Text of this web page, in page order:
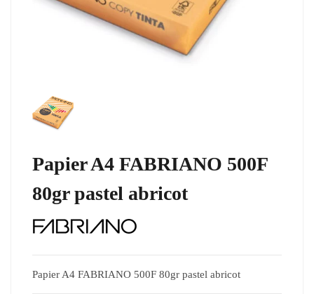
Papier A4 FABRIANO 500F
80gr pastel abricot
Papier A4 FABRIANO 500F 80gr pastel abricot